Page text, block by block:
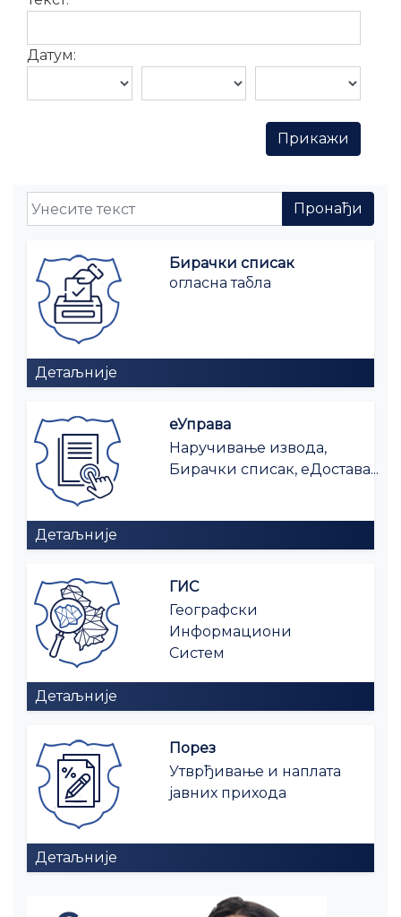
Датум:
Бирачки списак
огласна табла
Детаљније
еУправа
Наручивање извода,
Бирачки списак, еДостава...
Детаљније
ГИС
Географски
Информациони
Систем
Детаљније
Порез
Утврђивање и наплата
јавних прихода
Детаљније